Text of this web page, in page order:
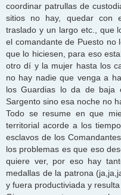
coordinar patrullas de
sitios no hay, quedar con
traslado y un largo etc., que
el comandante de Puesto no
que lo hiciesen, para eso
otro dí y la mujer hasta los
no hay nadie que venga a
los Guardias lo da de baja
Sargento sino esa noche no
Todo se resume en que
territorial acorde a los
esclavos de los
los problemas es que eso
quiere ver, por eso hay
medallas de la patrona
y fuera productiviada y